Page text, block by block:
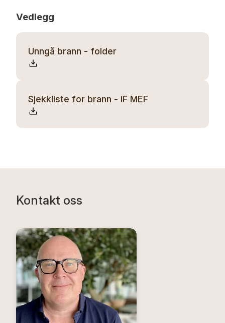
Vedlegg
Unngå brann - folder
Sjekkliste for brann - IF MEF
Kontakt oss